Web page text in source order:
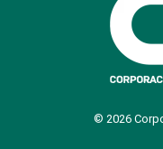
© 2026